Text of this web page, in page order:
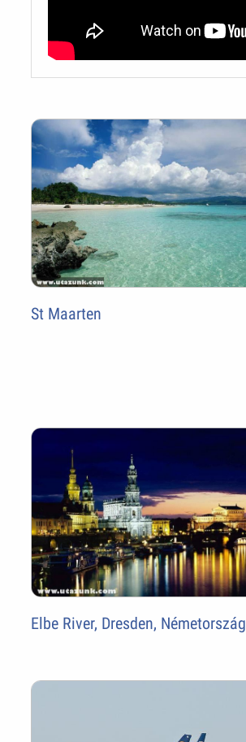
St Maarten
Elbe River, Dresden, Németország